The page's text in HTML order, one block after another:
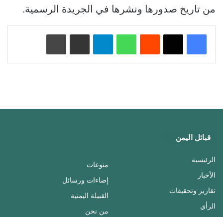
من تاريخ صدورها ونشرها في الجريدة الرسمية.
واتساب تيلقرام
قبائل اليمن
الرئيسية
الأخبار
تقارير وتحقيقات
الرأي
منوعات
إضاءات ورسائل
القبيلة اليمنية
من نحن